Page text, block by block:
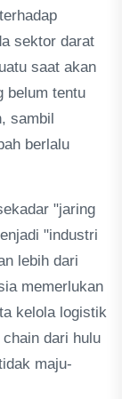
sektor darat
saat akan
belum tentu
sambil
berlalu
"jaring
"industri
lebih dari
memerlukan
kelola logistik
dari hulu
maju-